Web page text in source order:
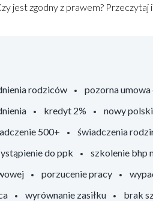
jest zgodny z prawem? Przeczytaj
rodziców pozorna umowa
kredyt 2% nowy polski
500+ świadczenia
do ppk szkolenie bhp
porzucenie pracy
wyrównanie zasiłku brak